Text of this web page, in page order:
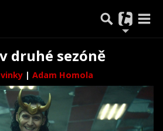
druhé sezóně
| Adam Homola